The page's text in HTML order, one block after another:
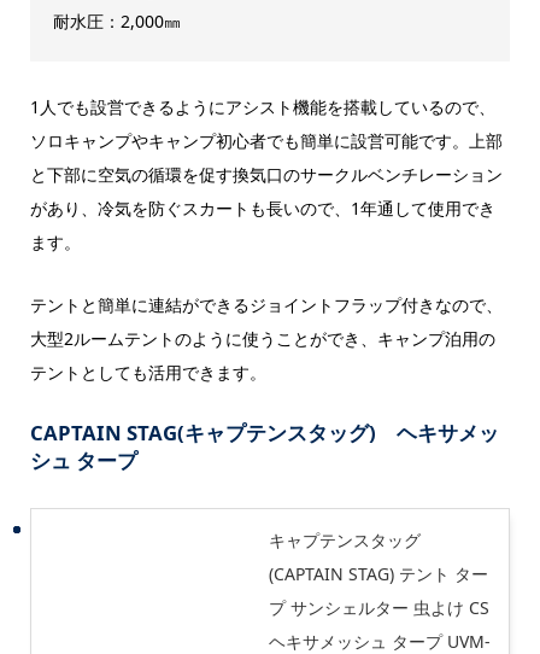
耐水圧：2,000㎜
1人でも設営できるようにアシスト機能を搭載しているので、
ソロキャンプやキャンプ初心者でも簡単に設営可能です。上部
と下部に空気の循環を促す換気口のサークルベンチレーション
があり、冷気を防ぐスカートも長いので、1年通して使用でき
ます。
テントと簡単に連結ができるジョイントフラップ付きなので、
大型2ルームテントのように使うことができ、キャンプ泊用の
テントとしても活用できます。
CAPTAIN STAG(キャプテンスタッグ) ヘキサメッ
シュ タープ
キャプテンスタッグ
(CAPTAIN STAG) テント ター
プ サンシェルター 虫よけ CS
ヘキサメッシュ タープ UVM-